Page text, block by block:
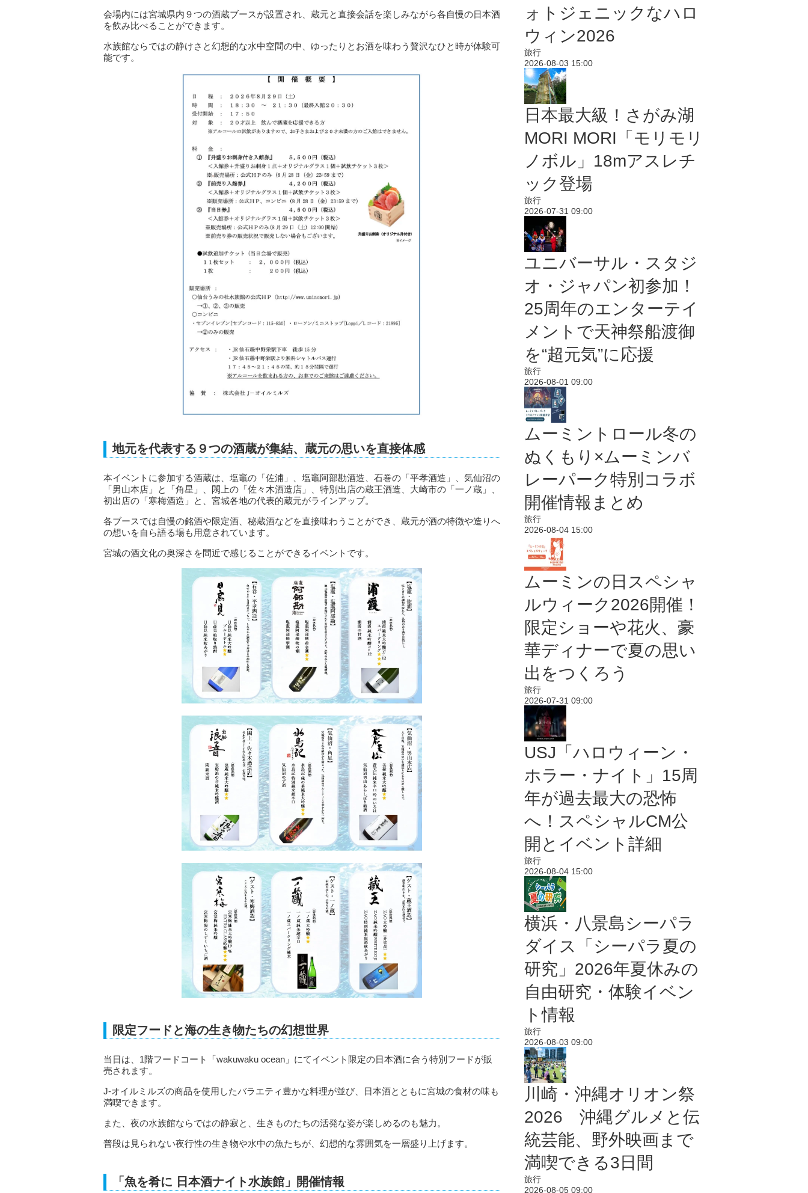
会場内には宮城県内９つの酒蔵ブースが設置され、蔵元と直接会話を楽しみながら各自慢の日本酒
を飲み比べることができます。
水族館ならではの静けさと幻想的な水中空間の中、ゆったりとお酒を味わう贅沢なひと時が体験可
能です。
地元を代表する９つの酒蔵が集結、蔵元の思いを直接体感
本イベントに参加する酒蔵は、塩竈の「佐浦」、塩竈阿部勘酒造、石巻の「平孝酒造」、気仙沼の
「男山本店」と「角星」、閖上の「佐々木酒造店」、特別出店の蔵王酒造、大崎市の「一ノ蔵」、
初出店の「寒梅酒造」と、宮城各地の代表的蔵元がラインアップ。
各ブースでは自慢の銘酒や限定酒、秘蔵酒などを直接味わうことができ、蔵元が酒の特徴や造りへ
の想いを自ら語る場も用意されています。
宮城の酒文化の奥深さを間近で感じることができるイベントです。
限定フードと海の生き物たちの幻想世界
当日は、1階フードコート「wakuwaku ocean」にてイベント限定の日本酒に合う特別フードが販
売されます。
J-オイルミルズの商品を使用したバラエティ豊かな料理が並び、日本酒とともに宮城の食材の味も
満喫できます。
また、夜の水族館ならではの静寂と、生きものたちの活発な姿が楽しめるのも魅力。
普段は見られない夜行性の生き物や水中の魚たちが、幻想的な雰囲気を一層盛り上げます。
「魚を肴に 日本酒ナイト水族館」 開催情報
ォトジェニックなハロ
ウィン2026
旅行
2026-08-03 15:00
日本最大級！さがみ湖
MORI MORI「モリモリ
ノボル」18mアスレチ
ック登場
旅行
2026-07-31 09:00
ユニバーサル・スタジ
オ・ジャパン初参加！
25周年のエンターテイ
メントで天神祭船渡御
を“超元気”に応援
旅行
2026-08-01 09:00
ムーミントロール冬の
ぬくもり×ムーミンバ
レーパーク特別コラボ
開催情報まとめ
旅行
2026-08-04 15:00
ムーミンの日スペシャ
ルウィーク2026開催！
限定ショーや花火、豪
華ディナーで夏の思い
出をつくろう
旅行
2026-07-31 09:00
USJ「ハロウィーン・
ホラー・ナイト」15周
年が過去最大の恐怖
へ！スペシャルCM公
開とイベント詳細
旅行
2026-08-04 15:00
横浜・八景島シーパラ
ダイス「シーパラ夏の
研究」2026年夏休みの
自由研究・体験イベン
ト情報
旅行
2026-08-03 09:00
川崎・沖縄オリオン祭
2026 沖縄グルメと伝
統芸能、野外映画まで
満喫できる3日間
旅行
2026-08-05 09:00